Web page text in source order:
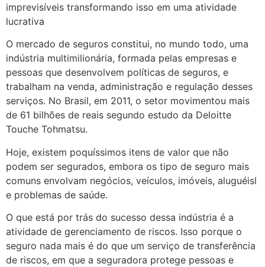
imprevisíveis transformando isso em uma atividade
lucrativa
O mercado de seguros constitui, no mundo todo, uma
indústria multimilionária, formada pelas empresas e
pessoas que desenvolvem políticas de seguros, e
trabalham na venda, administração e regulação desses
serviços. No Brasil, em 2011, o setor movimentou mais
de 61 bilhões de reais segundo estudo da Deloitte
Touche Tohmatsu.
Hoje, existem poquíssimos itens de valor que não
podem ser segurados, embora os tipo de seguro mais
comuns envolvam negócios, veículos, imóveis, aluguéisl
e problemas de saúde.
O que está por trás do sucesso dessa indústria é a
atividade de gerenciamento de riscos. Isso porque o
seguro nada mais é do que um serviço de transferência
de riscos, em que a seguradora protege pessoas e